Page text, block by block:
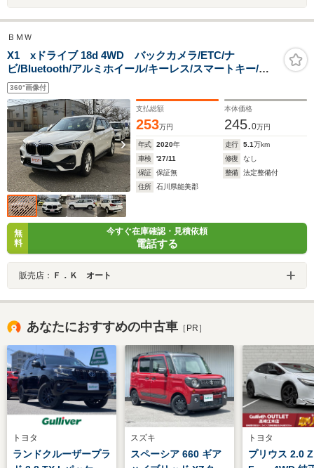
ＢＭＷ
X1 xドライブ 18d 4WD バックカメラ/ETC/ナ
ビ/Bluetooth/アルミホイール/キーレス/スマートキー/ヒ
ルディセントコントロール/パーキングアシスト
360°画像付
支払総額
253万円
本体価格
245.0万円
年式 2020年 走行 5.1万km
車検
'27/11 修復
なし
保証
保証無 整備
法定整備付
住所
石川県能美郡
無
料
今すぐ在庫確認・見積依頼
電話する
販売店： Ｆ．Ｋ オート
あなたにおすすめの中古車 ［PR］
トヨタ
ランドクルーザープラ
スズキ
スペーシア 660 ギア
トヨタ
プリウス 2.0